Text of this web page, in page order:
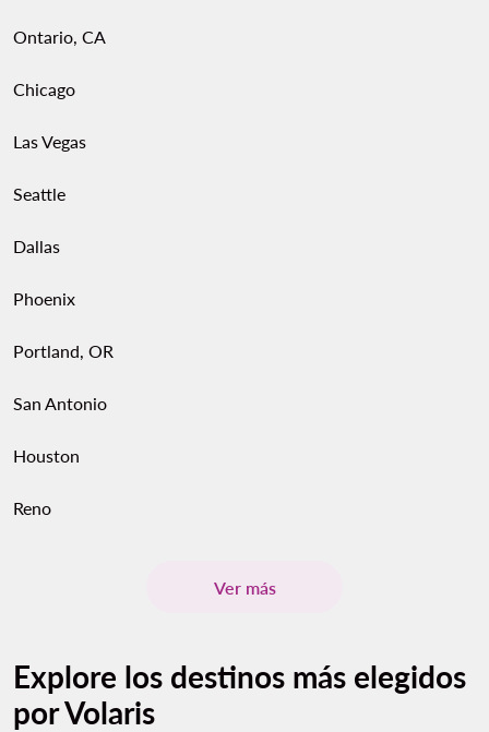
Ontario, CA
Chicago
Las Vegas
Seattle
Dallas
Phoenix
Portland, OR
San Antonio
Houston
Reno
Ver más
Explore los destinos más elegidos
por Volaris